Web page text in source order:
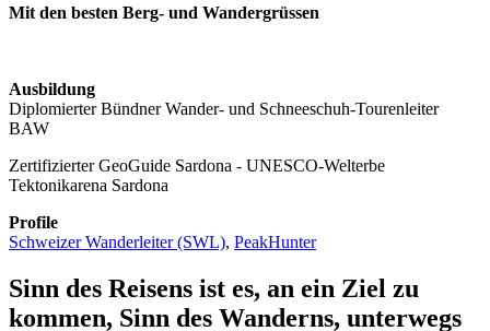
Mit den besten Berg- und Wandergrüssen
Ausbildung
Diplomierter Bündner Wander- und Schneeschuh-Tourenleiter
BAW
Zertifizierter GeoGuide Sardona - UNESCO-Welterbe
Tektonikarena Sardona
Profile
Schweizer Wanderleiter (SWL), PeakHunter
Sinn des Reisens ist es, an ein Ziel zu
kommen, Sinn des Wanderns, unterwegs